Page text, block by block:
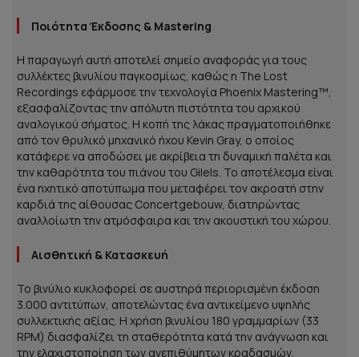
Ποιότητα Έκδοσης & Mastering
Η παραγωγή αυτή αποτελεί σημείο αναφοράς για τους
συλλέκτες βινυλίου παγκοσμίως, καθώς η The Lost
Recordings εφάρμοσε την τεχνολογία Phoenix Mastering™,
εξασφαλίζοντας την απόλυτη πιστότητα του αρχικού
αναλογικού σήματος. Η κοπή της λάκας πραγματοποιήθηκε
από τον θρυλικό μηχανικό ήχου Kevin Gray, ο οποίος
κατάφερε να αποδώσει με ακρίβεια τη δυναμική παλέτα και
την καθαρότητα του πιάνου του Gilels. Το αποτέλεσμα είναι
ένα ηχητικό αποτύπωμα που μεταφέρει τον ακροατή στην
καρδιά της αίθουσας Concertgebouw, διατηρώντας
αναλλοίωτη την ατμόσφαιρα και την ακουστική του χώρου.
Αισθητική & Κατασκευή
Το βινύλιο κυκλοφορεί σε αυστηρά περιορισμένη έκδοση
3.000 αντιτύπων, αποτελώντας ένα αντικείμενο υψηλής
συλλεκτικής αξίας. Η χρήση βινυλίου 180 γραμμαρίων (33
RPM) διασφαλίζει τη σταθερότητα κατά την ανάγνωση και
την ελαχιστοποίηση των ανεπιθύμητων κραδασμών,